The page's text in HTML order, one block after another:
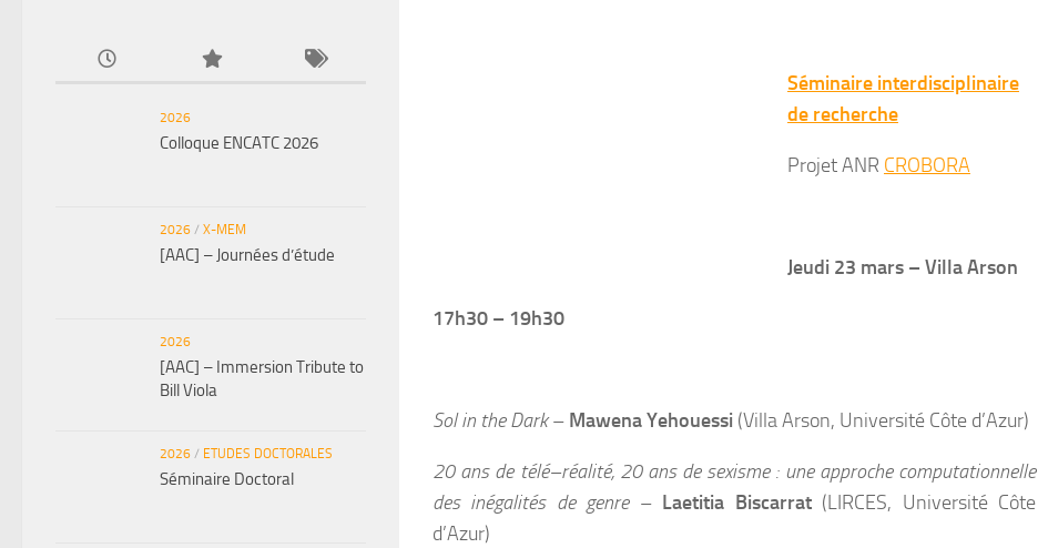
Séminaire interdisciplinaire
de recherche
Projet ANR CROBORA
Jeudi 23 mars – Villa Arson
17h30 – 19h30
Sol in the Dark – Mawena Yehouessi (Villa Arson, Université Côte d’Azur)
20 ans de télé–réalité, 20 ans de sexisme : une approche computationnelle
des inégalités de genre– Laetitia Biscarrat(LIRCES, Université Côte
d’Azur)
2026
Colloque ENCATC 2026
2026 / X-MEM
[AAC] – Journées d’étude
2026
[AAC] – Immersion Tribute to
Bill Viola
2026 / ETUDES DOCTORALES
Séminaire Doctoral